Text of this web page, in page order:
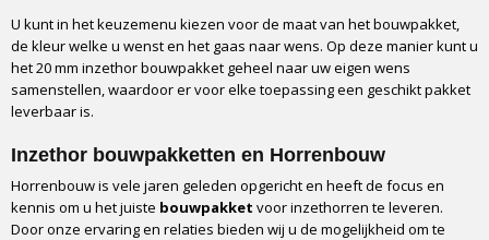
U kunt in het keuzemenu kiezen voor de maat van het bouwpakket,
de kleur welke u wenst en het gaas naar wens. Op deze manier kunt u
het 20 mm inzethor bouwpakket geheel naar uw eigen wens
samenstellen, waardoor er voor elke toepassing een geschikt pakket
leverbaar is.
Inzethor bouwpakketten en Horrenbouw
Horrenbouw is vele jaren geleden opgericht en heeft de focus en
kennis om u het juiste bouwpakket voor inzethorren te leveren.
Door onze ervaring en relaties bieden wij u de mogelijkheid om te